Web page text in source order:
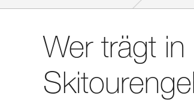
Wer trägt